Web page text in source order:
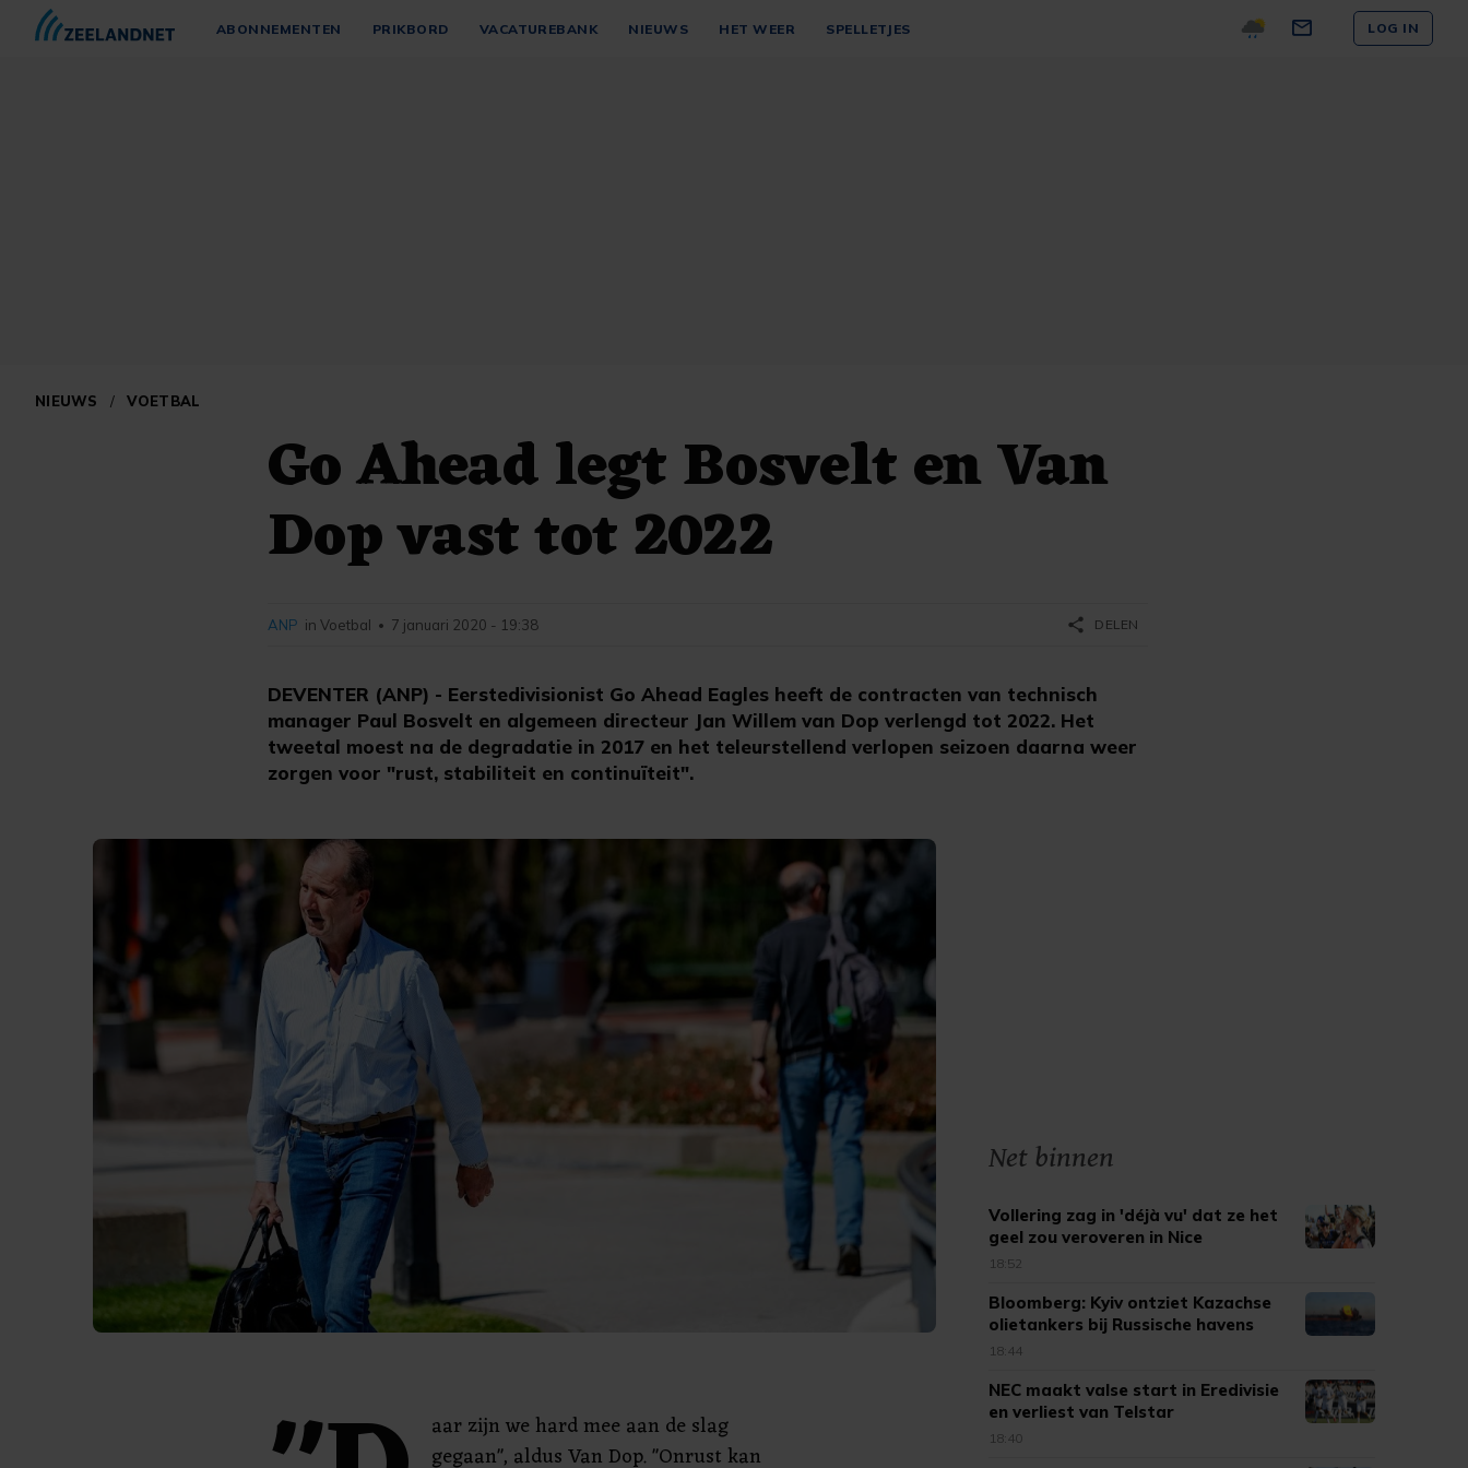
ABONNEMENTEN PRIKBORD VACATUREBANK NIEUWS HET WEER SPELLETJES LOG IN
NIEUWS / VOETBAL
Go Ahead legt Bosvelt en Van
Dop vast tot 2022
DEVENTER (ANP) - Eerstedivisionist Go Ahead Eagles heeft de contracten van technisch
manager Paul Bosvelt en algemeen directeur Jan Willem van Dop verlengd tot 2022. Het
tweetal moest na de degradatie in 2017 en het teleurstellend verlopen seizoen daarna weer
zorgen voor "rust, stabiliteit en continuïteit".
ANP in Voetbal • 7 januari 2020 - 19:38 share DELEN
aar zijn we hard mee aan de slag
gegaan", aldus Van Dop. "Onrust kan
Net binnen
Vollering zag in 'déjà vu' dat ze het
geel zou veroveren in Nice
18:52
Bloomberg: Kyiv ontziet Kazachse
olietankers bij Russische havens
18:44
NEC maakt valse start in Eredivisie
en verliest van Telstar
18:40